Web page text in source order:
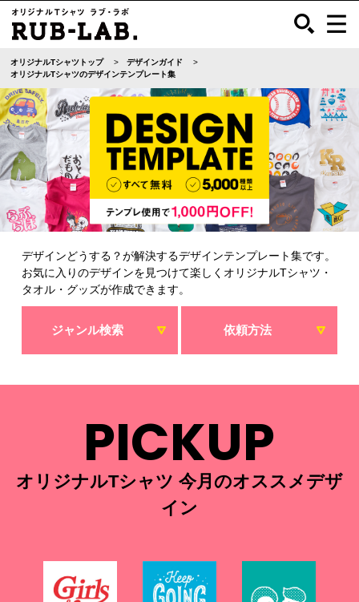
オリジナルTシャツトップ
デザインガイド
オリジナルTシャツのデザインテンプレート集
デザインどうする？が解決するデザインテンプレート集です。
お気に入りのデザインを見つけて楽しくオリジナルTシャツ・
タオル・グッズが作成できます。
ジャンル検索 依頼方法
PICKUP
オリジナルTシャツ 今月のオススメデザ
イン